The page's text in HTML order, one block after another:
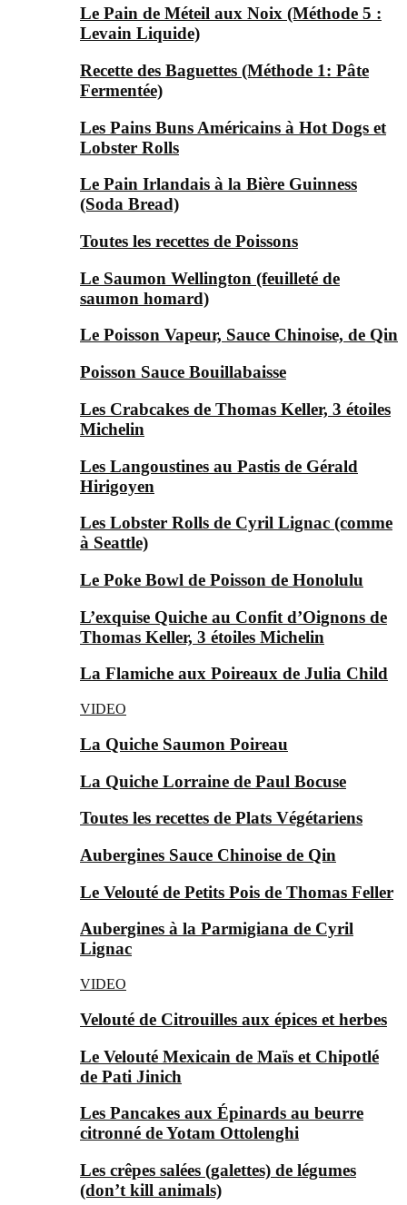
Le Pain de Méteil aux Noix (Méthode 5 :
Levain Liquide)
Recette des Baguettes (Méthode 1: Pâte
Fermentée)
Les Pains Buns Américains à Hot Dogs et
Lobster Rolls
Le Pain Irlandais à la Bière Guinness
(Soda Bread)
Toutes les recettes de Poissons
Le Saumon Wellington (feuilleté de
saumon homard)
Le Poisson Vapeur, Sauce Chinoise, de Qin
Poisson Sauce Bouillabaisse
Les Crabcakes de Thomas Keller, 3 étoiles
Michelin
Les Langoustines au Pastis de Gérald
Hirigoyen
Les Lobster Rolls de Cyril Lignac (comme
à Seattle)
Le Poke Bowl de Poisson de Honolulu
L’exquise Quiche au Confit d’Oignons de
Thomas Keller, 3 étoiles Michelin
La Flamiche aux Poireaux de Julia Child
VIDEO
La Quiche Saumon Poireau
La Quiche Lorraine de Paul Bocuse
Toutes les recettes de Plats Végétariens
Aubergines Sauce Chinoise de Qin
Le Velouté de Petits Pois de Thomas Feller
Aubergines à la Parmigiana de Cyril
Lignac
VIDEO
Velouté de Citrouilles aux épices et herbes
Le Velouté Mexicain de Maïs et Chipotlé
de Pati Jinich
Les Pancakes aux Épinards au beurre
citronné de Yotam Ottolenghi
Les crêpes salées (galettes) de légumes
(don’t kill animals)